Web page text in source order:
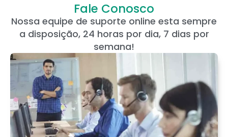
Fale Conosco
Nossa equipe de suporte online esta sempre
a disposição, 24 horas por dia, 7 dias por
semana!